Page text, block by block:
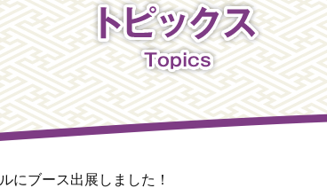
にブース出展しました！